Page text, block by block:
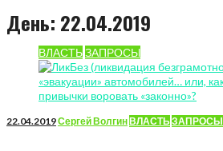
День: 22.04.2019
ВЛАСТЬЗАПРОСЫ
22.04.2019Сергей ВолгинВЛАСТЬЗАПРОСЫ